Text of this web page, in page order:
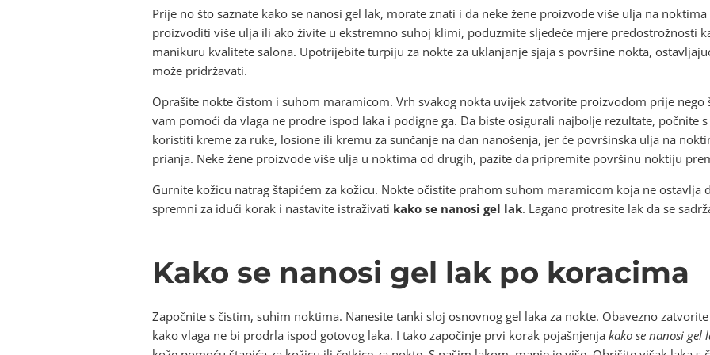
Prije no što saznate kako se nanosi gel lak, morate znati i da neke žene proizvode više ulja na
proizvoditi više ulja ili ako živite u ekstremno suhoj klimi, poduzmite sljedeće mjere predostrožnosti
manikuru kvalitete salona. Upotrijebite turpiju za nokte za uklanjanje sjaja s površine nokta,
može pridržavati.
Oprašite nokte čistom i suhom maramicom. Vrh svakog nokta uvijek zatvorite proizvodom prije nego
vam pomoći da vlaga ne prodre ispod laka i podigne ga. Da biste osigurali najbolje rezultate, počnite
koristiti kreme za ruke, losione ili kremu za sunčanje na dan nanošenja, jer će površinska ulja na
prianja. Neke žene proizvode više ulja u noktima od drugih, pazite da pripremite površinu noktiju
Gurnite kožicu natrag štapićem za kožicu. Nokte očistite prahom suhom maramicom koja ne ostavlja
spremni za idući korak i nastavite istraživati kako se nanosi gel lak. Lagano protresite lak da se
Kako se nanosi gel lak po koracima
Započnite s čistim, suhim noktima. Nanesite tanki sloj osnovnog gel laka za nokte. Obavezno
kako vlaga ne bi prodrla ispod gotovog laka. I tako započinje prvi korak pojašnjenja kako se nanosi gel